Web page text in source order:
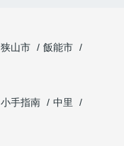
狭山市
飯能市
小手指南
中里